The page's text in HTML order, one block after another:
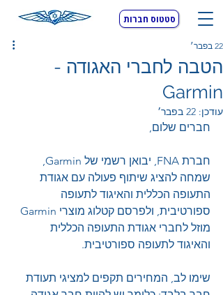
סטטוס חברות
הטבה לחברי האגודה -
Garmin
22 בפבר׳
עודכן: 22 בפבר׳
חברים שלום,
חברת FNA, יבואן רשמי של Garmin,
שמחה להציג שיתוף פעולה עם אגודת
התעופה הכללית והאיגוד לתעופה
מוזל לחברי אגודת התעופה הכללית
והאיגוד לתעופה ספורטיבית.
שימו לב, המחירים תקפים למציגי תעודת